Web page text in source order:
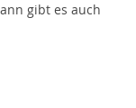
Augsburger
gibt es auch